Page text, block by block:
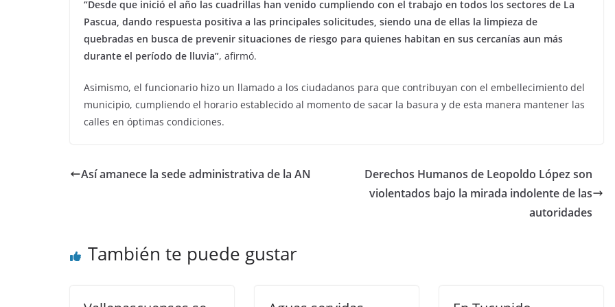
“Desde que inició el año las cuadrillas han venido cumpliendo con el trabajo en todos los sectores de La
Pascua, dando respuesta positiva a las principales solicitudes, siendo una de ellas la limpieza de
quebradas en busca de prevenir situaciones de riesgo para quienes habitan en sus cercanías aun más
durante el período de lluvia”, afirmó.
Asimismo, el funcionario hizo un llamado a los ciudadanos para que contribuyan con el embellecimiento del
municipio, cumpliendo el horario establecido al momento de sacar la basura y de esta manera mantener las
calles en óptimas condiciones.
Así amanece la sede administrativa de la AN
Derechos Humanos de Leopoldo López son
violentados bajo la mirada indolente de las
autoridades
También te puede gustar